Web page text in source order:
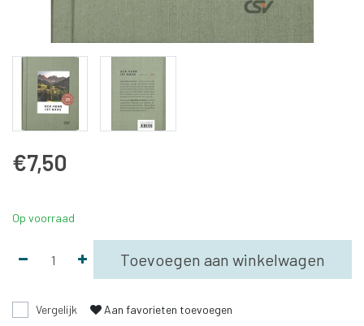
€7,50
Op voorraad
Toevoegen aan winkelwagen
Vergelijk Aan favorieten toevoegen